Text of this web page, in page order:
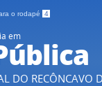
o rodapé 4
em
DO RECÔNCAVO